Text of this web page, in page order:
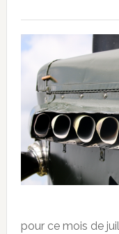
pour ce mois de